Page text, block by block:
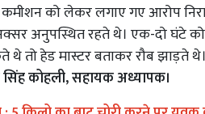
कमीशन को लेकर लगाए गए आरोप
अनुपस्थित रहते थे। एक-दो घंटे
थे तो हेड मास्टर बताकर रौब
कोहली, सहायक अध्यापक।